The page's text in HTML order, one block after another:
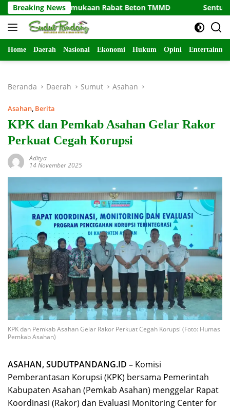
Langsung
ke
konten
Breaking News
Rabat Beton TMMD Sentuhan Hangat di
Home Daerah Nasional Ekonomi Hukum Opini
Beranda Daerah Sumut Asahan
Asahan, Berita
KPK dan Pemkab Asahan Gelar Rakor
Perkuat Cegah Korupsi
Aditya
14 November 2025
KPK dan Pemkab Asahan Gelar Rakor Perkuat Cegah Korupsi (Foto: Humas
Pemkab Asahan)
ASAHAN, SUDUTPANDANG.ID – Komisi
Pemberantasan Korupsi (KPK) bersama Pemerintah
Kabupaten Asahan (Pemkab Asahan) menggelar Rapat
Koordinasi (Rakor) dan Evaluasi Monitoring Center for